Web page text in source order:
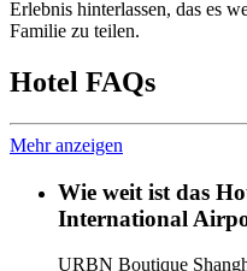
Erlebnis hinterlassen, das es
Familie zu teilen.
Hotel FAQs
Mehr anzeigen
Wie weit ist das
International
URBN Boutique